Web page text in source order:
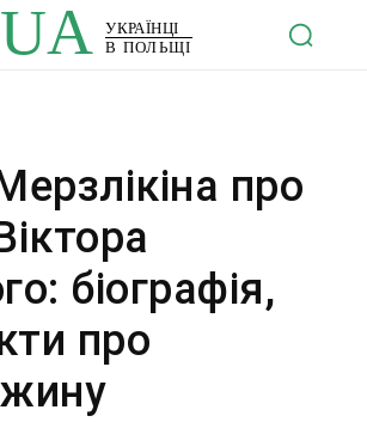
UA
УКРАЇНЦІ
В ПОЛЬЩІ
про
біографія,
про